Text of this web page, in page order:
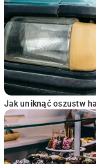
Jak uniknąć oszustw